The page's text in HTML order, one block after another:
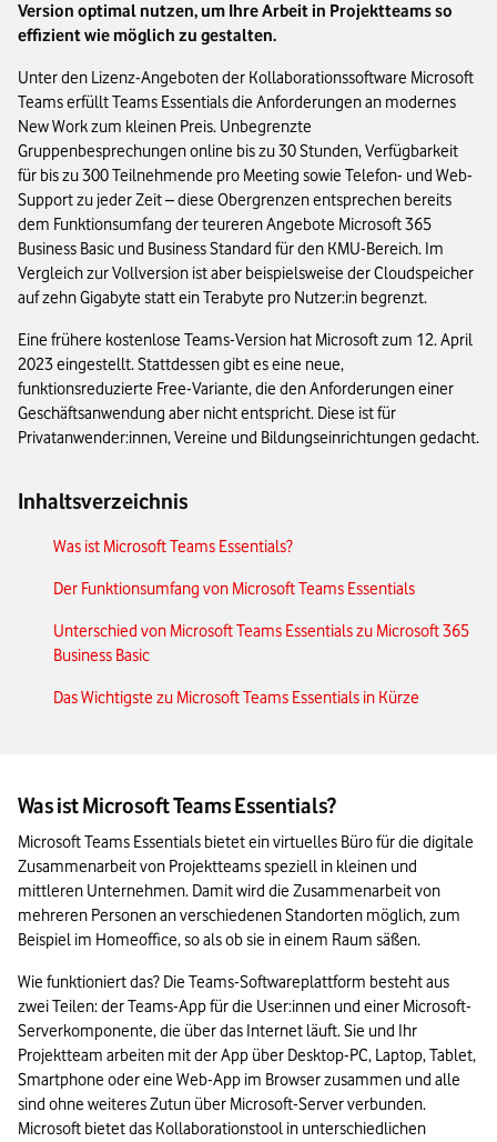
Version optimal nutzen, um Ihre Arbeit in Projektteams so
effizient wie möglich zu gestalten.
Unter den Lizenz-Angeboten der Kollaborationssoftware Microsoft
Teams erfüllt Teams Essentials die Anforderungen an modernes
New Work zum kleinen Preis. Unbegrenzte
Gruppenbesprechungen online bis zu 30 Stunden, Verfügbarkeit
für bis zu 300 Teilnehmende pro Meeting sowie Telefon- und Web-
Support zu jeder Zeit – diese Obergrenzen entsprechen bereits
dem Funktionsumfang der teureren Angebote Microsoft 365
Business Basic und Business Standard für den KMU-Bereich. Im
Vergleich zur Vollversion ist aber beispielsweise der Cloudspeicher
auf zehn Gigabyte statt ein Terabyte pro Nutzer:in begrenzt.
Eine frühere kostenlose Teams-Version hat Microsoft zum 12. April
2023 eingestellt. Stattdessen gibt es eine neue,
funktionsreduzierte Free-Variante, die den Anforderungen einer
Geschäftsanwendung aber nicht entspricht. Diese ist für
Privatanwender:innen, Vereine und Bildungseinrichtungen gedacht.
Inhaltsverzeichnis
Was ist Microsoft Teams Essentials?
Der Funktionsumfang von Microsoft Teams Essentials
Unterschied von Microsoft Teams Essentials zu Microsoft 365
Business Basic
Das Wichtigste zu Microsoft Teams Essentials in Kürze
Was ist Microsoft Teams Essentials?
Microsoft Teams Essentials bietet ein virtuelles Büro für die digitale
Zusammenarbeit von Projektteams speziell in kleinen und
mittleren Unternehmen. Damit wird die Zusammenarbeit von
mehreren Personen an verschiedenen Standorten möglich, zum
Beispiel im Homeoffice, so als ob sie in einem Raum säßen.
Wie funktioniert das? Die Teams-Softwareplattform besteht aus
zwei Teilen: der Teams-App für die User:innen und einer Microsoft-
Serverkomponente, die über das Internet läuft. Sie und Ihr
Projektteam arbeiten mit der App über Desktop-PC, Laptop, Tablet,
Smartphone oder eine Web-App im Browser zusammen und alle
sind ohne weiteres Zutun über Microsoft-Server verbunden.
Microsoft bietet das Kollaborationstool in unterschiedlichen